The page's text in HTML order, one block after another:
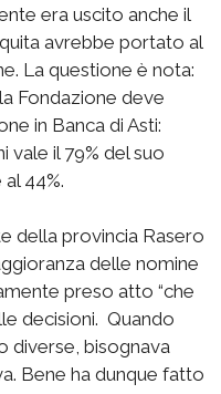
era uscito anche il
avrebbe portato al
La questione è nota:
Fondazione deve
in Banca di Asti:
vale il 79% del suo
44%.
della provincia Rasero
delle nomine
preso atto “che
decisioni. Quando
diverse, bisognava
Bene ha dunque fatto